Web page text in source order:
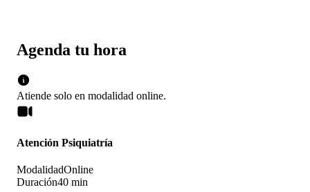
Agenda tu hora
Atiende solo en modalidad online.
Atención Psiquiatría
ModalidadOnline
Duración40 min